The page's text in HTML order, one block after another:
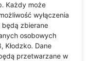
Każdy może
wyłączenia
zbierane
osobowych
Kłodzko. Dane
przetwarzane w
mail i witrynę
komentowania.